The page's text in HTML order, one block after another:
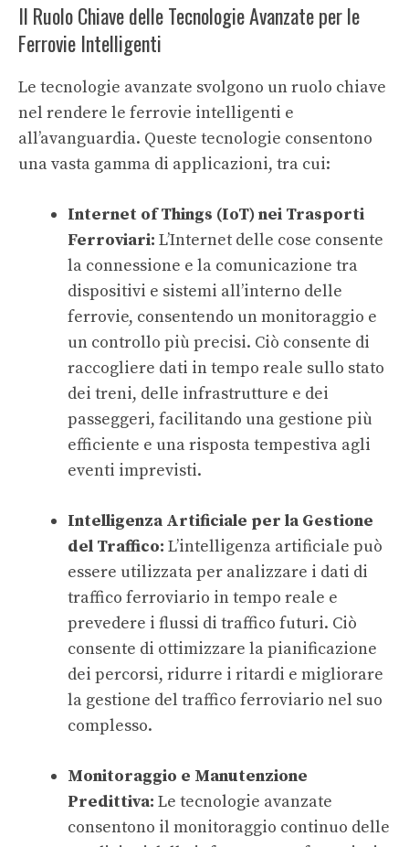
Il Ruolo Chiave delle Tecnologie Avanzate per le
Ferrovie Intelligenti
Le tecnologie avanzate svolgono un ruolo chiave
nel rendere le ferrovie intelligenti e
all’avanguardia. Queste tecnologie consentono
una vasta gamma di applicazioni, tra cui:
Internet of Things (IoT) nei Trasporti
Ferroviari: L’Internet delle cose consente
la connessione e la comunicazione tra
dispositivi e sistemi all’interno delle
ferrovie, consentendo un monitoraggio e
un controllo più precisi. Ciò consente di
raccogliere dati in tempo reale sullo stato
dei treni, delle infrastrutture e dei
passeggeri, facilitando una gestione più
efficiente e una risposta tempestiva agli
eventi imprevisti.
Intelligenza Artificiale per la Gestione
del Traffico: L’intelligenza artificiale può
essere utilizzata per analizzare i dati di
traffico ferroviario in tempo reale e
prevedere i flussi di traffico futuri. Ciò
consente di ottimizzare la pianificazione
dei percorsi, ridurre i ritardi e migliorare
la gestione del traffico ferroviario nel suo
complesso.
Monitoraggio e Manutenzione
Predittiva: Le tecnologie avanzate
consentono il monitoraggio continuo delle